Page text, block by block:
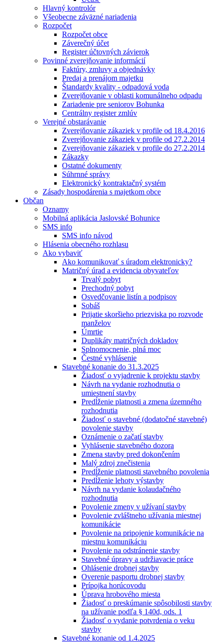
Hlavný kontrolór
Všeobecne záväzné nariadenia
Rozpočet
Rozpočet obce
Záverečný účet
Register účtovných závierok
Povinné zverejňovanie informácií
Faktúry, zmluvy a objednávky
Predaj a prenájom majetku
Štandardy kvality - odpadová voda
Zverejňovanie v oblasti komunálneho odpadu
Zariadenie pre seniorov Bohunka
Centrálny register zmlúv
Verejné obstarávanie
Zverejňovanie zákaziek v profile od 18.4.2016
Zverejňovanie zákaziek v profile od 27.2.2014
Zverejňovanie zákaziek v profile do 27.2.2014
Zákazky
Ostatné dokumenty
Súhrnné správy
Elektronický kontraktačný systém
Zásady hospodárenia s majetkom obce
Občan
Oznamy
Mobilná aplikácia Jaslovské Bohunice
SMS info
SMS info návod
Hlásenia obecného rozhlasu
Ako vybaviť
Ako komunikovať s úradom elektronicky?
Matričný úrad a evidencia obyvateľov
Trvalý pobyt
Prechodný pobyt
Osvedčovanie listín a podpisov
Sobáš
Prijatie skoršieho priezviska po rozvode
manželov
Úmrtie
Duplikáty matričných dokladov
Splnomocnenie, plná moc
Čestné vyhlásenie
Stavebné konanie do 31.3.2025
Žiadosť o vyjadrenie k projektu stavby
Návrh na vydanie rozhodnutia o
umiestnení stavby
Predĺženie platnosti a zmena územného
rozhodnutia
Žiadosť o stavebné (dodatočné stavebné)
povolenie stavby
Oznámenie o začatí stavby
Vyhlásenie stavebného dozora
Zmena stavby pred dokončením
Malý zdroj znečistenia
Predĺženie platnosti stavebného povolenia
Predĺženie lehoty výstavby
Návrh na vydanie kolaudačného
rozhodnutia
Povolenie zmeny v užívaní stavby
Povolenie zvláštneho užívania miestnej
komunikácie
Povolenie na pripojenie komunikácie na
miestnu komunikáciu
Povolenie na odstránenie stavby
Stavebné úpravy a udržiavacie práce
Ohlásenie drobnej stavby
Overenie pasportu drobnej stavby
Prípojka horúcovodu
Úprava hrobového miesta
Žiadosť o preskúmanie spôsobilosti stavby
na užívanie podľa § 140d, ods. 1
Žiadosť o vydanie potvrdenia o veku
stavby
Stavebné konanie od 1.4.2025